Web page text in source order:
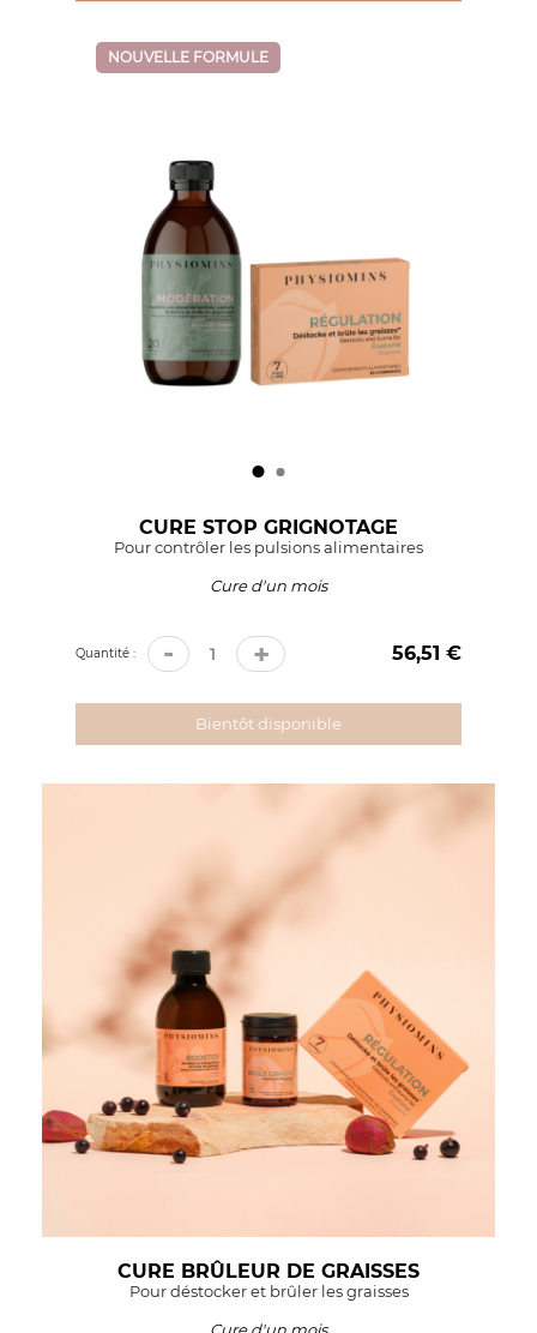
NOUVELLE FORMULE
CURE STOP GRIGNOTAGE
Pour contrôler les pulsions alimentaires
Cure d'un mois
Quantité : - + Prix
56,51 €
Bientôt disponible
CURE BRÛLEUR DE GRAISSES
Pour déstocker et brûler les graisses
Cure d'un mois